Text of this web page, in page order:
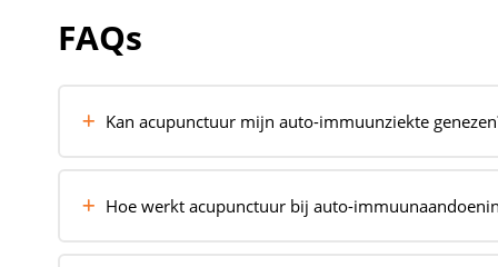
FAQs
Kan acupunctuur mijn auto-immuunziekte
ontstekingsreacties verminderen, maar het is
Hoe werkt acupunctuur bij auto-